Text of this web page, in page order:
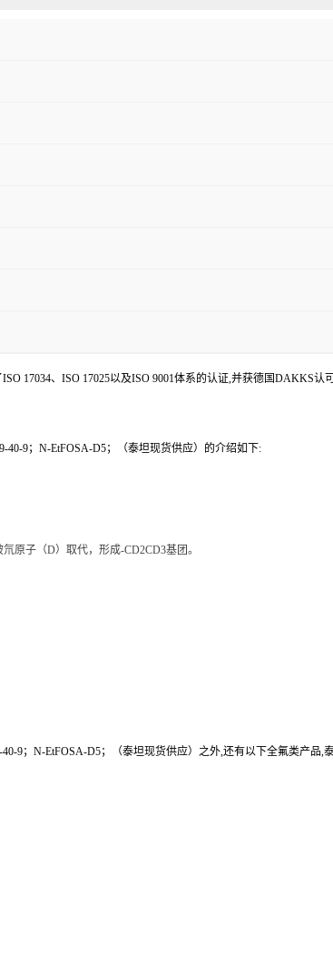
17034、ISO 17025以及ISO 9001体系的认证,并获德国DAKKS
40-9；N-EtFOSA-D5；（泰坦现货供应）的介绍如下:
原子（D）取代，形成-CD2CD3基团。
9；N-EtFOSA-D5；（泰坦现货供应）之外,还有以下全氟类产品,